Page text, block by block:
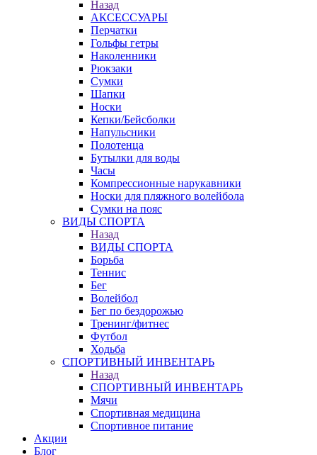
Назад
АКСЕССУАРЫ
Перчатки
Гольфы гетры
Наколенники
Рюкзаки
Сумки
Шапки
Носки
Кепки/Бейсболки
Напульсники
Полотенца
Бутылки для воды
Часы
Компрессионные нарукавники
Носки для пляжного волейбола
Сумки на пояс
ВИДЫ СПОРТА
Назад
ВИДЫ СПОРТА
Борьба
Теннис
Бег
Волейбол
Бег по бездорожью
Тренинг/фитнес
Футбол
Ходьба
СПОРТИВНЫЙ ИНВЕНТАРЬ
Назад
СПОРТИВНЫЙ ИНВЕНТАРЬ
Мячи
Спортивная медицина
Спортивное питание
Акции
Блог